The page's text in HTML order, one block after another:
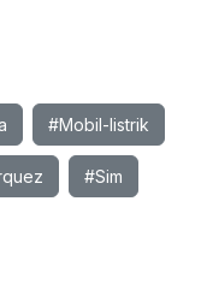
#Mobil-listrik
#Sim